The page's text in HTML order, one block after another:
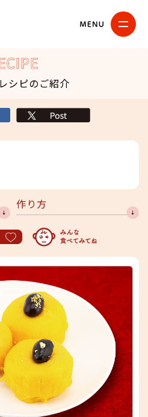
シピのご紹介
作り方